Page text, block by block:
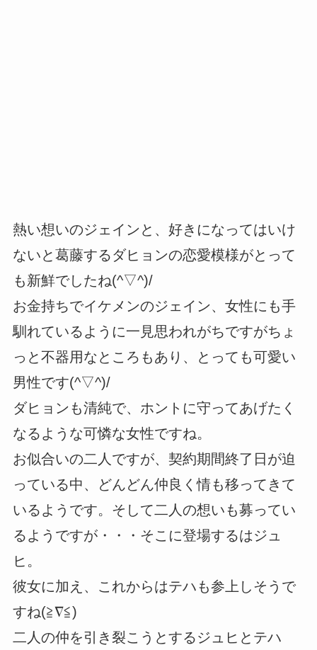
熱い想いのジェインと、好きになってはいけ
ないと葛藤するダヒョンの恋愛模様がとって
も新鮮でしたね(^▽^)/
お金持ちでイケメンのジェイン、女性にも手
馴れているように一見思われがちですがちょ
っと不器用なところもあり、とっても可愛い
男性です(^▽^)/
ダヒョンも清純で、ホントに守ってあげたく
なるような可憐な女性ですね。
お似合いの二人ですが、契約期間終了日が迫
っている中、どんどん仲良く情も移ってきて
いるようです。そして二人の想いも募ってい
るようですが・・・そこに登場するはジュ
ヒ。
彼女に加え、これからはテハも参上しそうで
すね(≧∇≦)
二人の仲を引き裂こうとするジュヒとテハ